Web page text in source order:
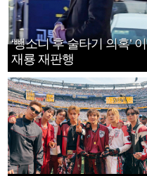
‘뺑소니 후 술타기 의혹’ 이
재룡 재판행